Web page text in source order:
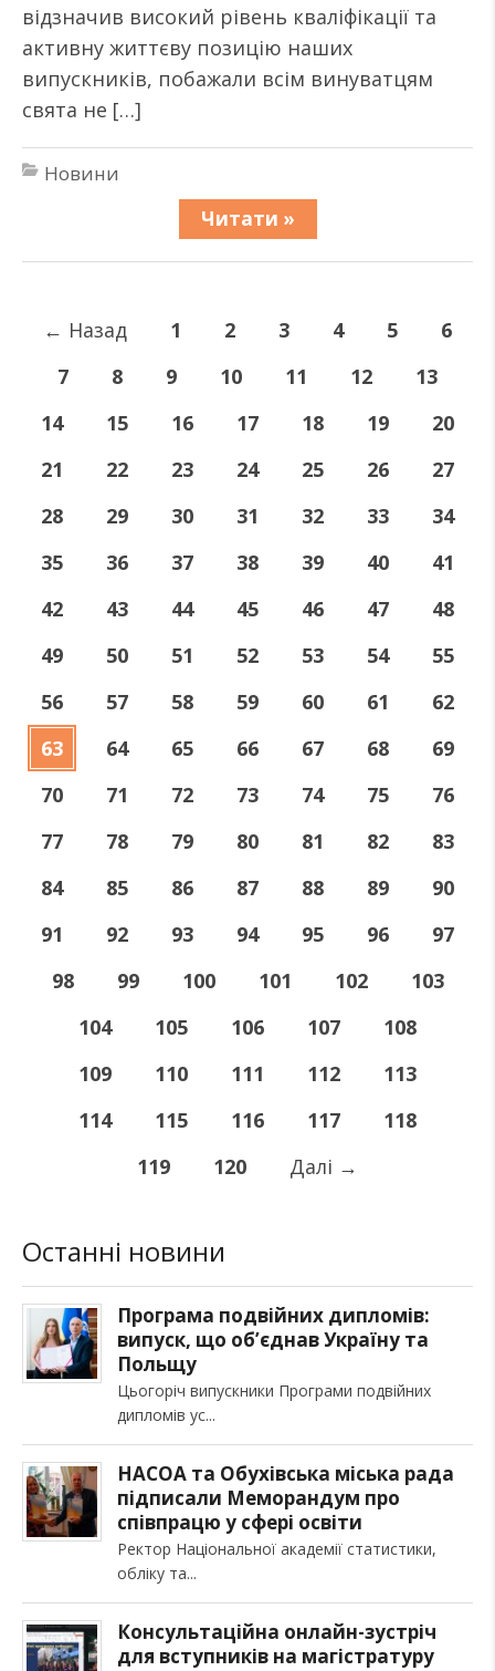
відзначив високий рівень кваліфікації та
активну життєву позицію наших
випускників, побажали всім винуватцям
свята не […]
Новини
Читати »
← Назад 1 2 3 4 5
6
7
8 9 10 11 12
13
14
15 16 17 18 19
20
21
22 23 24 25 26
27
28
29 30 31 32 33
34
35
36 37 38 39 40
41
42
43 44 45 46 47
48
49
50 51 52 53 54
55
56
57 58 59 60 61
62
63
64 65 66 67 68
69
70
71 72 73 74 75
76
77
78 79 80 81 82
83
84
85 86 87 88 89
90
91
92 93 94 95 96
97
98
99 100 101 102
103
104
105 106 107
108
109
110 111 112
113
114
115 116 117
118
119
120 Далі →
Останні новини
Програма подвійних дипломів:
випуск, що об’єднав Україну та
Польщу
Цьогоріч випускники Програми подвійних
дипломів ус
НАСОА та Обухівська міська рада
підписали Меморандум про
співпрацю у сфері освіти
Ректор Національної академії статистики,
обліку та
Консультаційна онлайн-зустріч
для вступників на магістратуру